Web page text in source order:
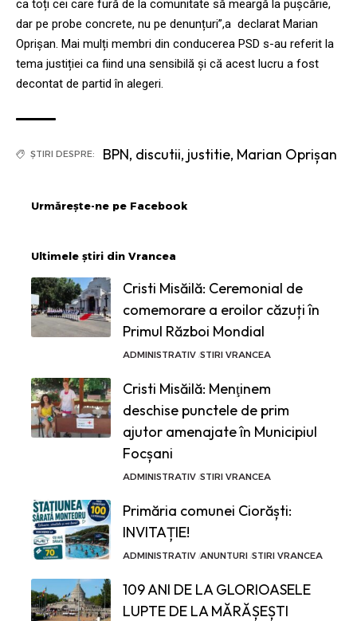
ca toți cei care fură de la comunitate să meargă la pușcărie,
dar pe probe concrete, nu pe denunțuri”,a declarat Marian
Oprișan. Mai mulți membri din conducerea PSD s-au referit la
tema justiției ca fiind una sensibilă și că acest lucru a fost
decontat de partid în alegeri.
ȘTIRI DESPRE: BPN, discutii, justitie, Marian Oprișan
Urmărește-ne pe Facebook
Ultimele știri din Vrancea
Cristi Misăilă: Ceremonial de
comemorare a eroilor căzuți în
Primul Război Mondial
ADMINISTRATIV STIRI VRANCEA
Cristi Misăilă: Menţinem
deschise punctele de prim
ajutor amenajate în Municipiul
Focșani
ADMINISTRATIV STIRI VRANCEA
Primăria comunei Ciorăști:
INVITAȚIE!
ADMINISTRATIV ANUNTURI STIRI VRANCEA
109 ANI DE LA GLORIOASELE
LUPTE DE LA MĂRĂȘEȘTI